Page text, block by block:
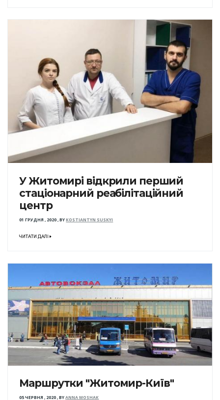
У Житомирі відкрили перший
стаціонарний реабілітаційний
центр
01 ГРУДНЯ , 2020,BYKOSTIANTYN SUSKYI
ЧИТАТИ ДАЛІ
Маршрутки "Житомир-Київ"
05 ЧЕРВНЯ , 2020,BYANNA MOSHAK